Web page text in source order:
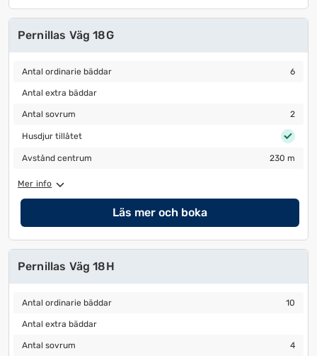
Pernillas Väg 18G
Antal ordinarie bäddar
Antal ordinarie bäddar 6
Antal extra bäddar
Antal extra bäddar
Antal sovrum
Antal sovrum 2
Husdjur tillåtet
Husdjur tillåtet
Avstånd centrum
Avstånd centrum 230 m
Mer info
Läs mer och boka
Pernillas Väg 18H
Antal ordinarie bäddar
Antal ordinarie bäddar 10
Antal extra bäddar
Antal extra bäddar
Antal sovrum
Antal sovrum 4